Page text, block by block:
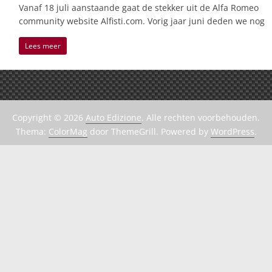
Vanaf 18 juli aanstaande gaat de stekker uit de Alfa Romeo
community website Alfisti.com. Vorig jaar juni deden we nog
Lees meer
Copyright © 2026 Auto Edizione. Alle rechten voorbehouden.
Thema: ColorMag door ThemeGrill. Powered by WordPress.